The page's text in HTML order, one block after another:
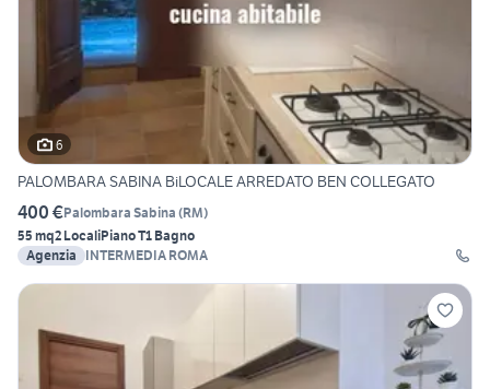
6
PALOMBARA SABINA BiLOCALE ARREDATO BEN COLLEGATO
400 €Palombara Sabina (RM)
55 mq2 LocaliPiano T1 Bagno
Agenzia
INTERMEDIA ROMA